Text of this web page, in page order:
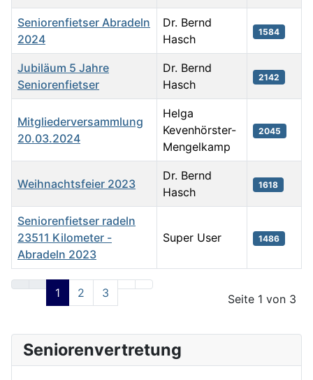
Seniorenvertretung
Beiträge
Seniorenfietser Abradeln
2024
Dr. Bernd
Hasch
1584
Jubiläum 5 Jahre
Seniorenfietser
Dr. Bernd
Hasch
2142
Mitgliederversammlung
20.03.2024
Helga
Kevenhörster-
Mengelkamp
2045
Weihnachtsfeier 2023
Dr. Bernd
Hasch
1618
Seniorenfietser radeln
23511 Kilometer -
Abradeln 2023
Super User 1486
Seite 1 von 3
1 2 3